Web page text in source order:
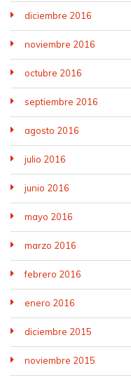
diciembre 2016
noviembre 2016
octubre 2016
septiembre 2016
agosto 2016
julio 2016
junio 2016
mayo 2016
marzo 2016
febrero 2016
enero 2016
diciembre 2015
noviembre 2015